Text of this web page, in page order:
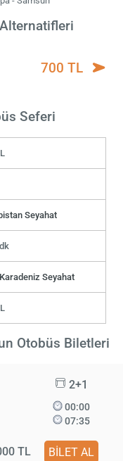
700 TL
Seferi
Seyahat
Seyahat
Otobüs Biletleri
2+1
00:00
07:35
TL BİLET AL